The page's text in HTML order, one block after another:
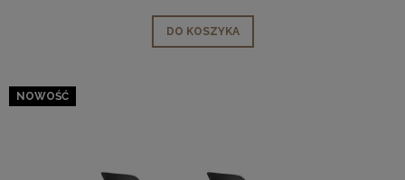
DO KOSZYKA
NOWOŚĆ